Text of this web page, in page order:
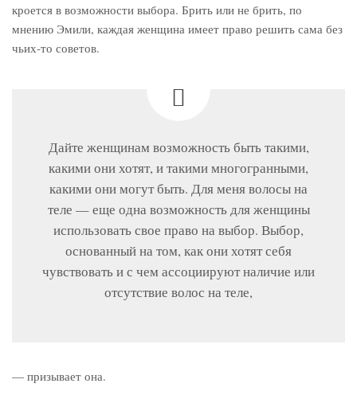
кроется в возможности выбора. Брить или не брить, по
мнению Эмили, каждая женщина имеет право решить сама без
чьих-то советов.
Дайте женщинам возможность быть такими,
какими они хотят, и такими многогранными,
какими они могут быть. Для меня волосы на
теле — еще одна возможность для женщины
использовать свое право на выбор. Выбор,
основанный на том, как они хотят себя
чувствовать и с чем ассоциируют наличие или
отсутствие волос на теле,
— призывает она.